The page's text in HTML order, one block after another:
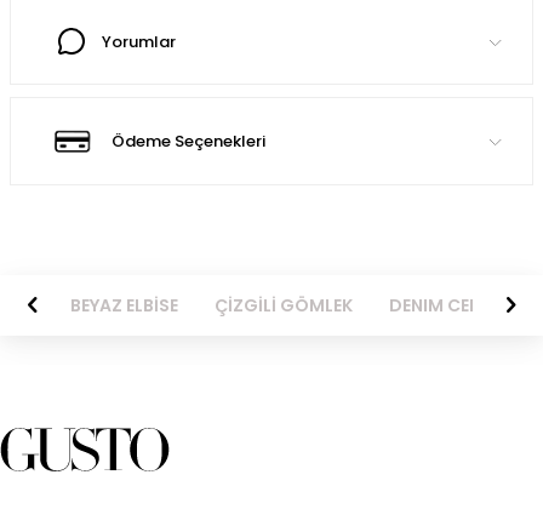
Yorumlar
Ödeme Seçenekleri
BEYAZ ELBİSE ÇİZGİLİ GÖMLEK DENIM CEKET